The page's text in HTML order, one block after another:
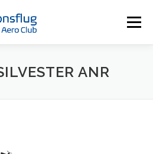
Menü
RESSOURCEN
ANR